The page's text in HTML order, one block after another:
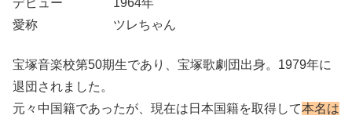
デビュー 1964年
愛称 ツレちゃん
宝塚音楽校第50期生であり、宝塚歌劇団出身。1979年に
退団されました。
元々中国籍であったが、現在は日本国籍を取得して本名は